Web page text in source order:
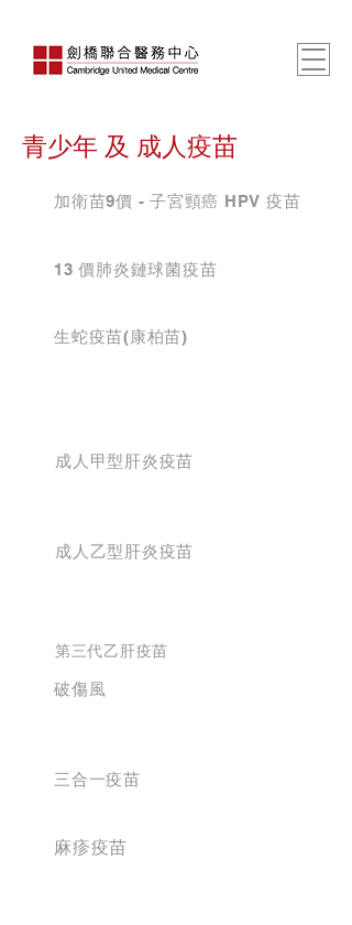
青少年 及 成人疫苗
加衛苗9價 - 子宮頸癌 HPV 疫苗
13 價肺炎鏈球菌疫苗
生蛇疫苗(康柏苗)
成人甲型肝炎疫苗
破傷風
成人乙型肝炎疫苗
三合一疫苗
麻疹疫苗
第三代乙肝疫苗